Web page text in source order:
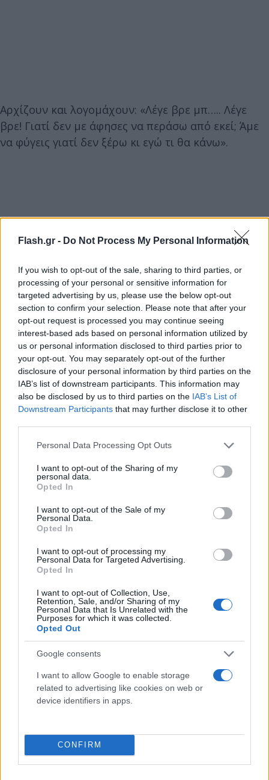
Flash.gr - Do Not Process My Personal Information
If you wish to opt-out of the sale, sharing to third parties, or
processing of your personal or sensitive information for
targeted advertising by us, please use the below opt-out
section to confirm your selection. Please note that after your
opt-out request is processed you may continue seeing
interest-based ads based on personal information utilized by
us or personal information disclosed to third parties prior to
your opt-out. You may separately opt-out of the further
disclosure of your personal information by third parties on the
IAB’s list of downstream participants. This information may
also be disclosed by us to third parties on the IAB’s List of
Downstream Participants that may further disclose it to other
Please note that this website/app uses one or more Google
not limited to your visit or usage behaviour. You may click to
grant or deny consent to Google and its third-party tags to
use your data for below specified purposes in below Google
consent section.
Personal Data Processing Opt Outs
I want to opt-out of the Sharing of my
personal data.
Opted In
I want to opt-out of the Sale of my
Personal Data.
Opted In
I want to opt-out of processing my
Personal Data for Targeted Advertising.
Opted In
I want to opt-out of Collection, Use,
Retention, Sale, and/or Sharing of my
Personal Data that Is Unrelated with the
Purposes for which it was collected.
Opted Out
Google consents
I want to allow Google to enable storage
related to advertising like cookies on web or
device identifiers in apps.
CONFIRM
Αρχίζουν και λογομάχουν: «Λέγε βρε μπ….. Λέγε
βρε! Γιατί δεν με άφησες να περάσω από εκεί; Άμε
να φύγεις γιατί δεν ξέρω κι εγώ τι θα κάνω».
29χρονος βάζει μπρος με κατεύθυνση προς Μοίρες
και στην συνέχεια, ο κατηγορούμενος οπισθοχωρεί